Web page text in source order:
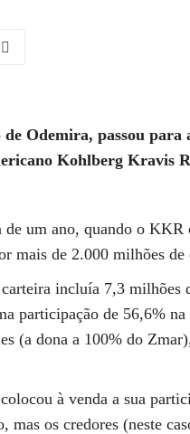
Odemira, passou para
Kohlberg Kravis
de um ano, quando o
mais de 2.000 milhões de
incluía 7,3 milhões
participação de 56,6%
(a dona a 100% do
à venda a sua
os credores (neste